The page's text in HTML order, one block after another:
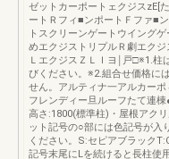
ゼットカーポートェクジスzE[
ートＲフィ■ンポートＦファ■
トスクリーンゲートウイング
めエクジストリプルＲ劇エク
ＬエクジスＺＬＩヨ￨戸□※1.柱
びください。※2.組合せ価格に
せん。アルティナ一アルカー
フレンディー旦ルーフたて連
高さ:1800(標準柱)・屋根アク
ット記号の○部には色記号が入
ください。S:セピアブラック
記号末尾にLを続けると長柱使